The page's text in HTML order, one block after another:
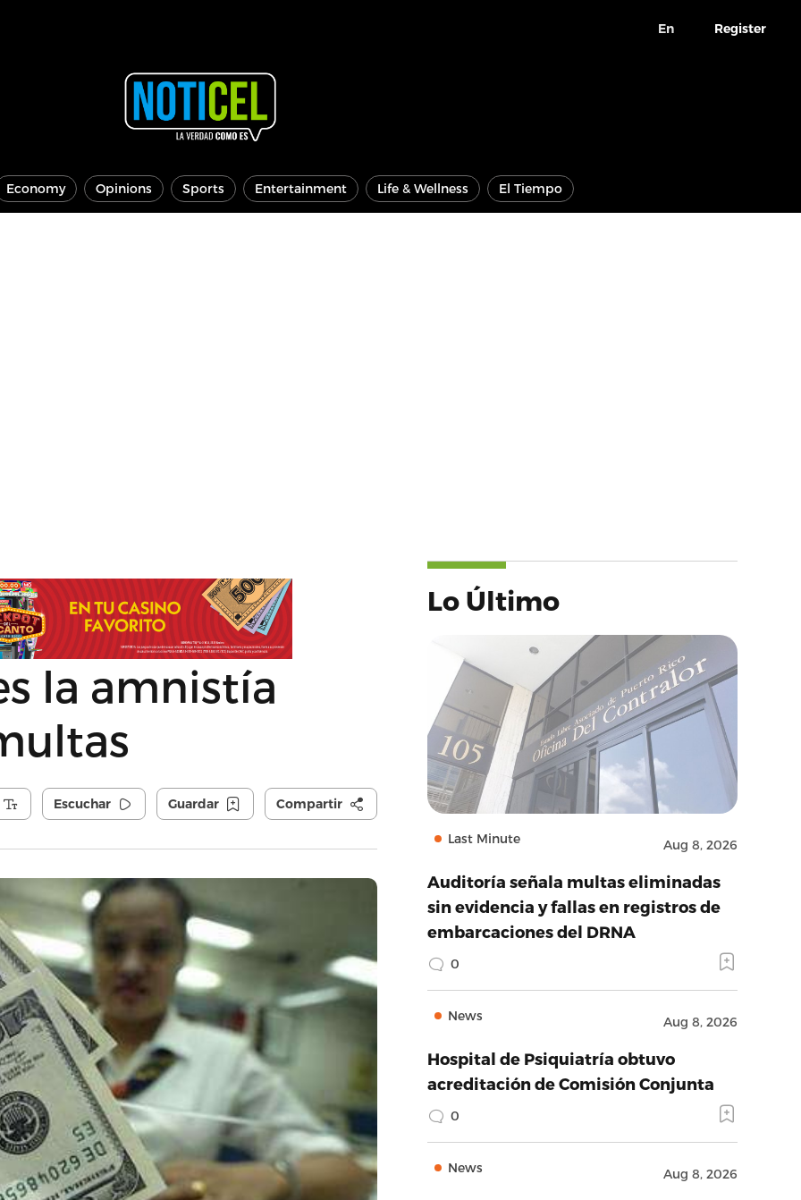
En Register
Economy Opinions Sports Entertainment Life & Wellness El Tiempo
la amnistía
Escuchar Guardar Compartir
Lo Último
Last Minute Aug 8, 2026
Auditoría señala multas eliminadas
sin evidencia y fallas en registros de
embarcaciones del DRNA
0
News Aug 8, 2026
Hospital de Psiquiatría obtuvo
acreditación de Comisión Conjunta
0
News Aug 8, 2026